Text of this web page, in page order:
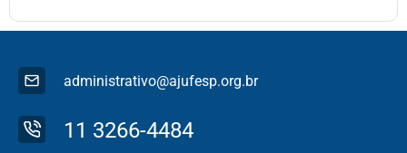
administrativo@ajufesp.org.br
11 3266-4484